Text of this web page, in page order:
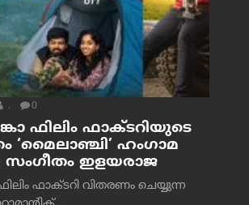
. 0
ഫിലിം ഫാക്ടറിയുടെ
‘മൈലാഞ്ചി’ ഹംഗാമ
സംഗീതം ഇളയരാജ
ഫാക്ടറി വിതരണം ചെയ്യുന്ന